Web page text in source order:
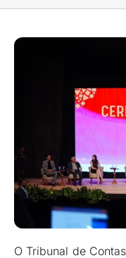
O Tribunal de